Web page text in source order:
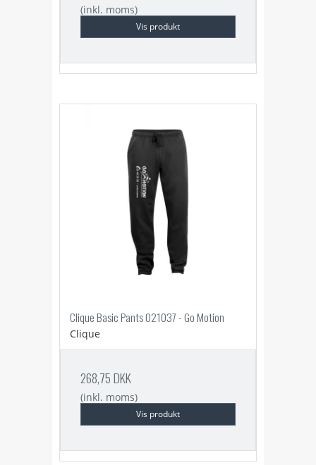
(inkl. moms)
Vis produkt
Clique Basic Pants 021037 - Go Motion
Clique
268,75 DKK
(inkl. moms)
Vis produkt